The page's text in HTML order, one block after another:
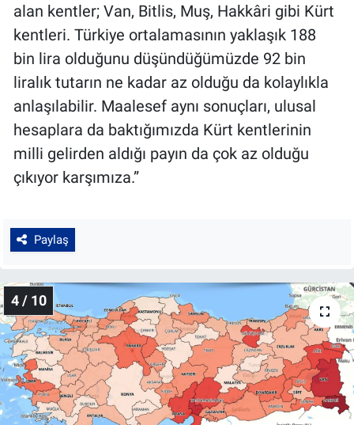
alan kentler; Van, Bitlis, Muş, Hakkâri gibi Kürt
kentleri. Türkiye ortalamasının yaklaşık 188
bin lira olduğunu düşündüğümüzde 92 bin
liralık tutarın ne kadar az olduğu da kolaylıkla
anlaşılabilir. Maalesef aynı sonuçları, ulusal
hesaplara da baktığımızda Kürt kentlerinin
milli gelirden aldığı payın da çok az olduğu
çıkıyor karşımıza.”
Paylaş
4 / 10